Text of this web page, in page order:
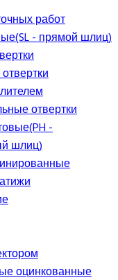
работ
- прямой шлиц)
отвертки
-
шлиц)
оцинкованные